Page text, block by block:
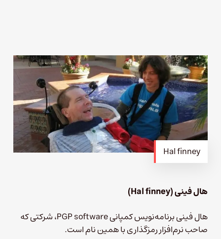
Hal finney
هال فینی (Hal finney)
هال فینی برنامه‌نویس کمپانی PGP software، شرکتی که
صاحب نرم‌افزار رمزگذاری با همین نام است.